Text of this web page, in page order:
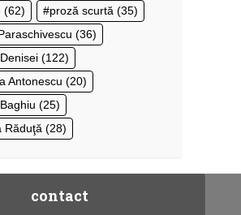
(62) proză scurtă (35)
(36)
(122)
Antonescu (20)
(25)
Răduţă (28)
contact